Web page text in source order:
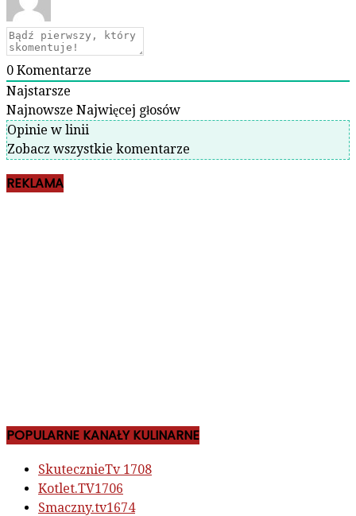
0 Komentarze
Najstarsze
Najnowsze Najwięcej głosów
Opinie w linii
Zobacz wszystkie komentarze
REKLAMA
POPULARNE KANAŁY KULINARNE
SkutecznieTv 1708
Kotlet.TV1706
Smaczny.tv1674